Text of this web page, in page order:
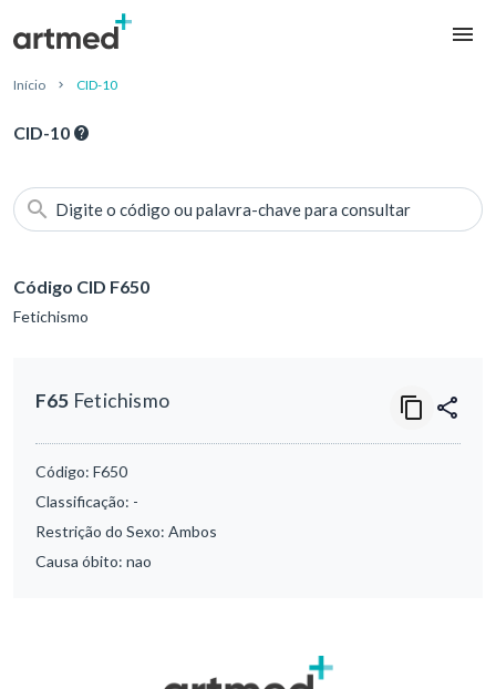
Início CID-10
CID-10
Digite o código ou palavra-chave para consultar
Código CID F650
Fetichismo
F65 Fetichismo
Código: F650
Classificação: -
Restrição do Sexo: Ambos
Causa óbito: nao